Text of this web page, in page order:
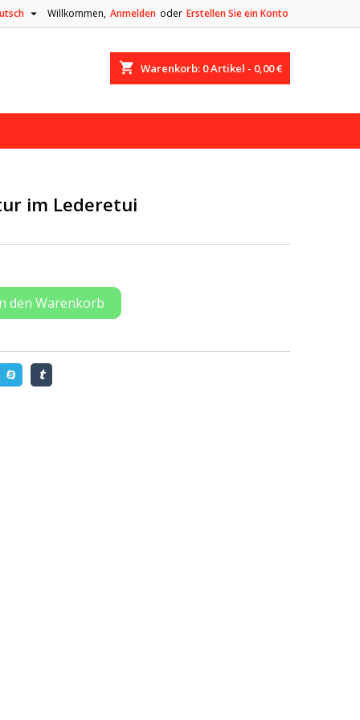
Willkommen, Anmelden oder Erstellen Sie ein Konto

shopping_cart Warenkorb: 0Artikel - 0,00 €
im Lederetui
den Warenkorb